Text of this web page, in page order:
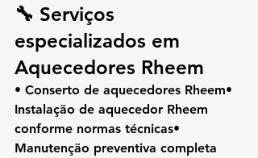
🔧 Serviços
especializados em
Aquecedores Rheem
• Conserto de aquecedores Rheem•
Instalação de aquecedor Rheem
conforme normas técnicas•
Manutenção preventiva completa